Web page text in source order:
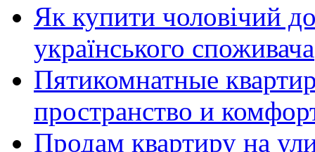
Як купити чоловічий
українського споживача
Пятикомнатные
пространство и
Продам квартиру на